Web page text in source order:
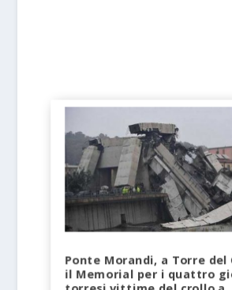
Ponte Morandi, a Torre del
il Memorial per i quattro